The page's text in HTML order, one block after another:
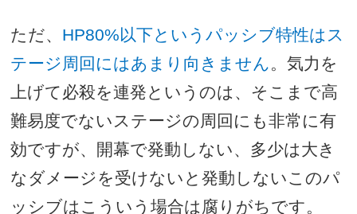
ただ、 HP80%以下というパッシブ特性はス
テージ周回にはあまり向きません。気力を
上げて必殺を連発というのは、そこまで高
難易度でないステージの周回にも非常に有
効ですが、開幕で発動しない、多少は大き
なダメージを受けないと発動しないこのパ
ッシブはこういう場合は腐りがちです。